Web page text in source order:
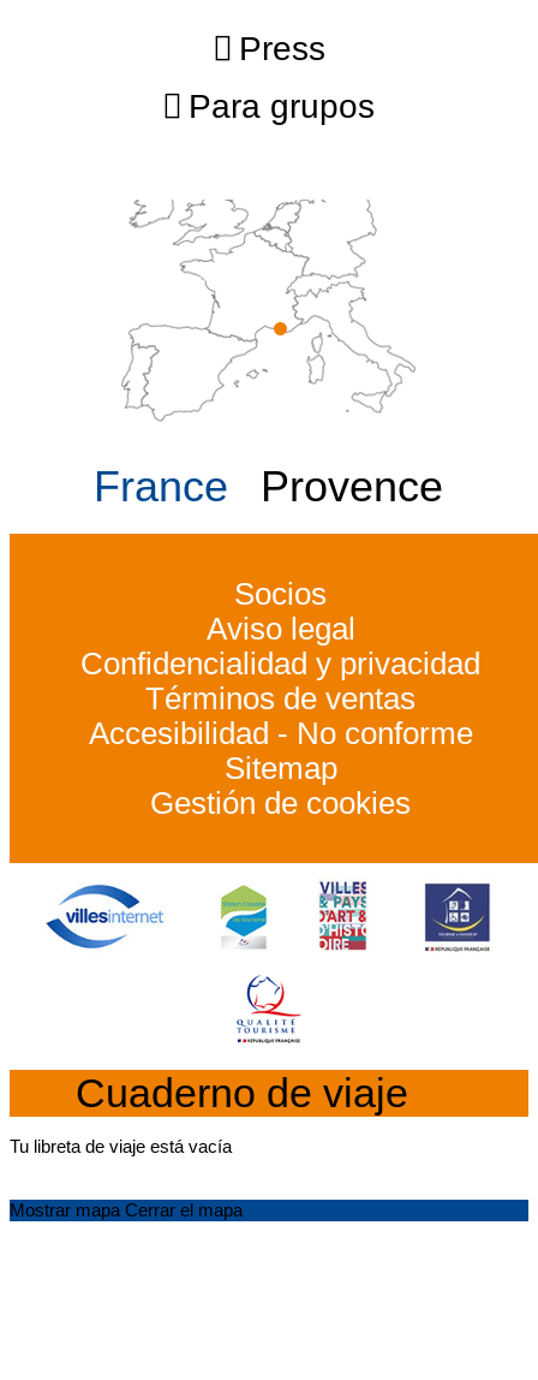
Press
Para grupos
France Provence
Socios
Aviso legal
Confidencialidad y privacidad
Términos de ventas
Accesibilidad - No conforme
Sitemap
Gestión de cookies
Cuaderno de viaje
Tu libreta de viaje está vacía
Mostrar mapa Cerrar el mapa